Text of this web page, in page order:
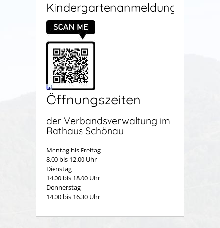
Kindergartenanmeldung
Öffnungszeiten
der Verbandsverwaltung im
Rathaus Schönau
Montag bis Freitag
8.00 bis 12.00 Uhr
Dienstag
14.00 bis 18.00 Uhr
Donnerstag
14.00 bis 16.30 Uhr